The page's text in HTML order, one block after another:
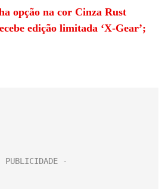
opção na cor Cinza Rust
edição limitada ‘X-Gear’;